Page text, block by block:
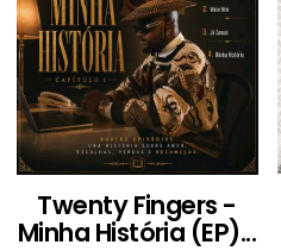
Twenty Fingers -
Minha História (EP)...